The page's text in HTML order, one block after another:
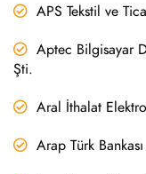
APS Tekstil ve
Aptec Bilgisayar
Şti.
Aral İthalat
Arap Türk